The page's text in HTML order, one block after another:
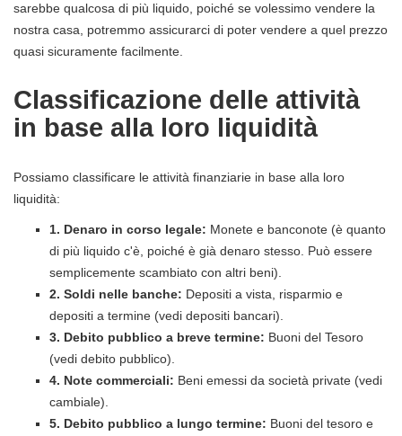
sarebbe qualcosa di più liquido, poiché se volessimo vendere la
nostra casa, potremmo assicurarci di poter vendere a quel prezzo
quasi sicuramente facilmente.
Classificazione delle attività
in base alla loro liquidità
Possiamo classificare le attività finanziarie in base alla loro
liquidità:
1. Denaro in corso legale: Monete e banconote (è quanto
di più liquido c'è, poiché è già denaro stesso. Può essere
semplicemente scambiato con altri beni).
2. Soldi nelle banche: Depositi a vista, risparmio e
depositi a termine (vedi depositi bancari).
3. Debito pubblico a breve termine: Buoni del Tesoro
(vedi debito pubblico).
4. Note commerciali: Beni emessi da società private (vedi
cambiale).
5. Debito pubblico a lungo termine: Buoni del tesoro e